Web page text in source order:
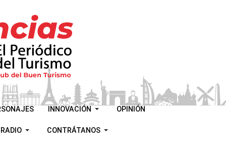
INNOVACIÓN OPINIÓN
CONTRÁTANOS